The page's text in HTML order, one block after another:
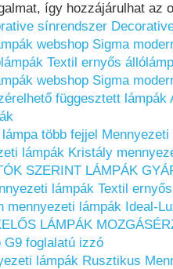
így hozzájárulhat az
sínrendszer
webshop Sigma
Textil ernyős
webshop Sigma
függesztett lámpák
több fejjel
lámpák Kristály
SZERINT LÁMPÁK
lámpák Textil
mennyezeti lámpák Ideal-
LÁMPÁK
G9 foglalatú izzó
lámpák Rusztikus